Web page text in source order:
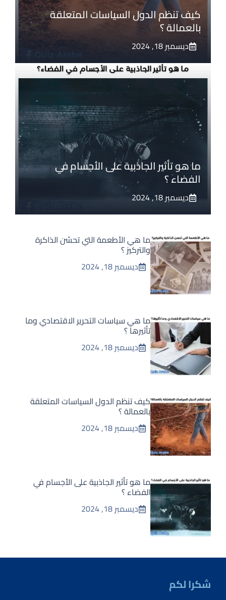
كيف تنظم الدول السياسات المتعلقة
بالعمالة ؟
ديسمبر 18, 2024
ما هو تأثير الجاذبية على الأجسام في
الفضاء ؟
ديسمبر 18, 2024
ما هي الأطعمة التي تحسّن الذاكرة
والتركيز ؟
ديسمبر 18, 2024
ما هي سياسات التحرير الاقتصادي وما
تأثيرها ؟
ديسمبر 18, 2024
كيف تنظم الدول السياسات المتعلقة
بالعمالة ؟
ديسمبر 18, 2024
ما هو تأثير الجاذبية على الأجسام في
الفضاء ؟
ديسمبر 18, 2024
شكرا لكم